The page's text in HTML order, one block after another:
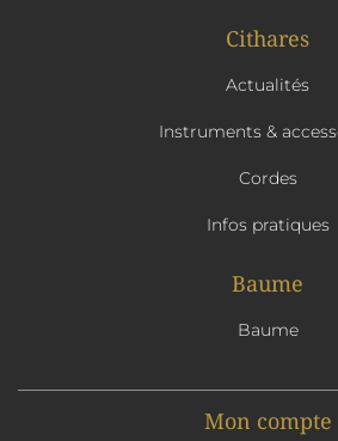
Cithares
Actualités
Instruments &
Cordes
Infos pratiques
Baume
Baume
Mon compte